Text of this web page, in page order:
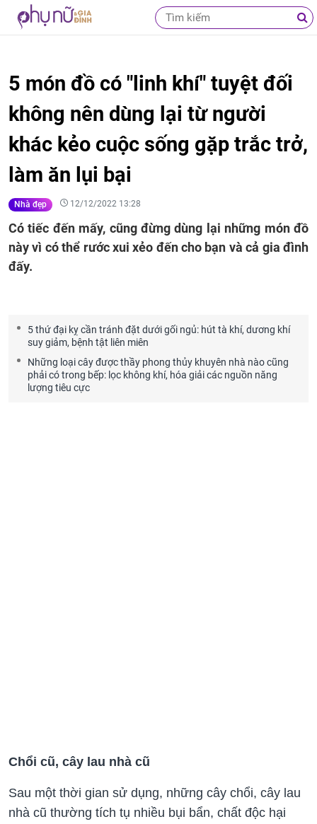
5 món đồ có "linh khí" tuyệt đối
không nên dùng lại từ người
khác kẻo cuộc sống gặp trắc trở,
làm ăn lụi bại
Nhà đẹp 12/12/2022 13:28
Có tiếc đến mấy, cũng đừng dùng lại những món đồ
này vì có thể rước xui xẻo đến cho bạn và cả gia đình
đấy.
5 thứ đại kỵ cần tránh đặt dưới gối ngủ: hút tà khí, dương khí
suy giảm, bệnh tật liên miên
Những loại cây được thầy phong thủy khuyên nhà nào cũng
phải có trong bếp: lọc không khí, hóa giải các nguồn năng
lượng tiêu cực
Chổi cũ, cây lau nhà cũ
Sau một thời gian sử dụng, những cây chổi, cây lau
nhà cũ thường tích tụ nhiều bụi bẩn, chất độc hại